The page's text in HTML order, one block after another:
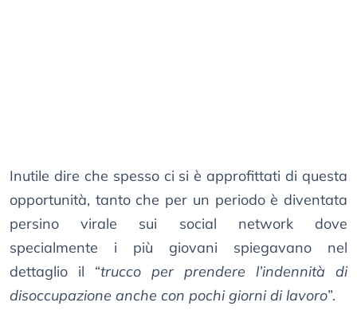
Inutile dire che spesso ci si è approfittati di questa
opportunità, tanto che per un periodo è diventata
persino virale sui social network dove
specialmente i più giovani spiegavano nel
dettaglio il “trucco per prendere l’indennità di
disoccupazione anche con pochi giorni di lavoro”.